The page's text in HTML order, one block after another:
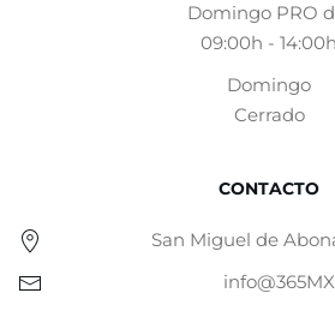
Domingo PRO
09:00h - 14:00h
Domingo
Cerrado
CONTACTO
San Miguel de